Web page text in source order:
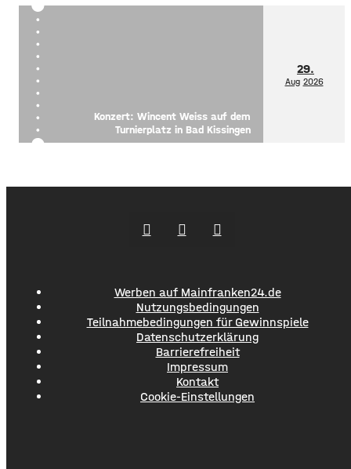
Konzert: Wincent Weiss auf dem
Turnierplatz in Bad Kissingen
29.
Aug 2026
Werben auf Mainfranken24.de
Nutzungsbedingungen
Teilnahmebedingungen für Gewinnspiele
Datenschutzerklärung
Barrierefreiheit
Impressum
Kontakt
Cookie-Einstellungen